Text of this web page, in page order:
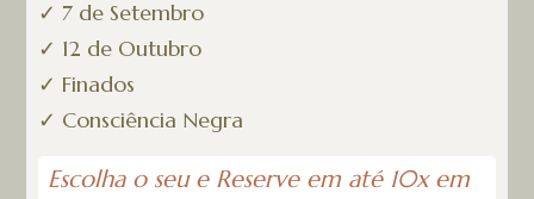
✓ 7 de Setembro
✓ 12 de Outubro
✓ Finados
✓ Consciência Negra
Escolha o seu e Reserve em até 10x em